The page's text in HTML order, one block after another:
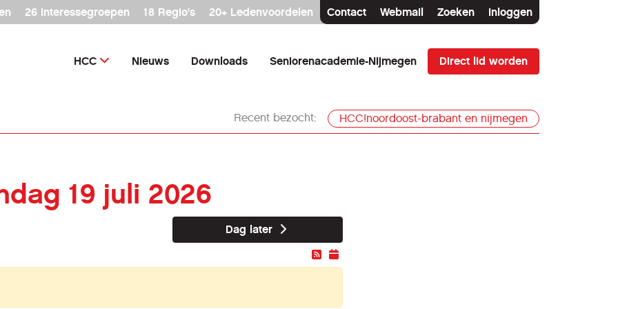
26 interessegroepen 18 Regio's 20+ Ledenvoordelen Contact Webmail Zoeken Inloggen
HCC Nieuws Downloads Seniorenacademie-Nijmegen Direct lid worden
Recent bezocht: HCC!noordoost-brabant en nijmegen
19 juli 2026
Dag later